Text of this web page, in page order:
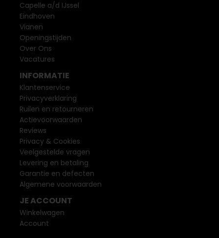
Capelle a/d IJssel
Eindhoven
Vianen
Openingstijden
Over Ons
Vacatures
INFORMATIE
Klantenservice
Privacyverklaring
Ruilen en retourneren
Actievoorwaarden
Reviews
Privacy & Cookies
Veelgestelde vragen
Levering en betaling
Garantie en defecten
Algemene voorwaarden
JE ACCOUNT
Winkelwagen
Account